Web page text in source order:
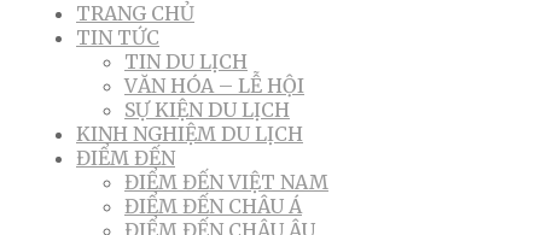
TRANG CHỦ
TIN TỨC
TIN DU LỊCH
VĂN HÓA – LỄ HỘI
SỰ KIỆN DU LỊCH
KINH NGHIỆM DU LỊCH
ĐIỂM ĐẾN
ĐIỂM ĐẾN VIỆT NAM
ĐIỂM ĐẾN CHÂU Á
ĐIỂM ĐẾN CHÂU ÂU